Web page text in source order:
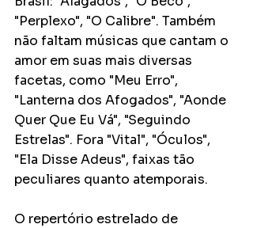
"Perplexo", "O Calibre". Também
não faltam músicas que cantam o
amor em suas mais diversas
facetas, como "Meu Erro",
"Lanterna dos Afogados", "Aonde
Quer Que Eu Vá", "Seguindo
Estrelas". Fora "Vital", "Óculos",
"Ela Disse Adeus", faixas tão
peculiares quanto atemporais.
O repertório estrelado de